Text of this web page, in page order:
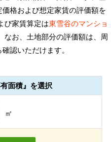
格および想定家賃の評価額を
び家賃算定は東雪谷のマンショ
なお、土地部分の評価額は、周
認いただけます。
面積』を選択
㎡